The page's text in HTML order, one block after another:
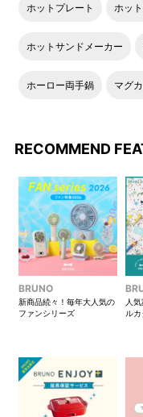
ホットプレート ホッ
ホットサンドメーカー
ホーロー両手鍋 マグ
RECOMMEND
BRUNO
新商品続々！毎年大人気の
ファンシリーズ
人
ル